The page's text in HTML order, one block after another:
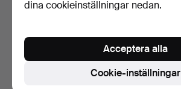
dina cookieinställningar nedan.
Cookie-inställningar
Acceptera alla